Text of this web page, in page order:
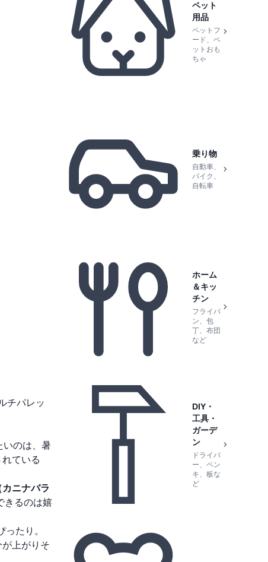
チパレッ
いのは、暑
ている
ニナバラ
きるのは嬉
たり。
上がりそ
ペット
用品
ペットフ
ード、ペ
ットおも
ちゃ
乗り物
自動車、
バイク、
自転車
ホーム
＆キッ
チン
フライパ
ン、包
丁、布団
など
DIY・
工具・
ガーデ
ン
ドライバ
ー、ペン
キ、板な
ど